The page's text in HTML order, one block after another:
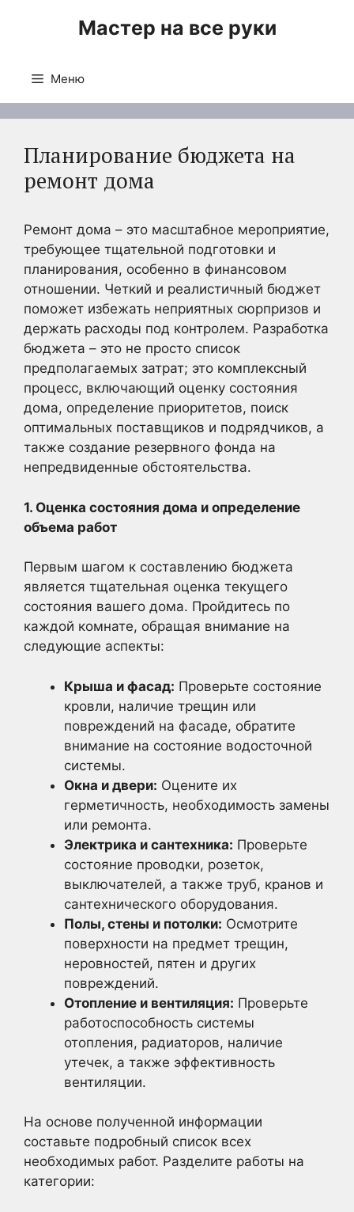
Мастер на все руки
Меню
Планирование бюджета на
ремонт дома
Ремонт дома – это масштабное мероприятие,
требующее тщательной подготовки и
планирования, особенно в финансовом
отношении. Четкий и реалистичный бюджет
поможет избежать неприятных сюрпризов и
держать расходы под контролем. Разработка
бюджета – это не просто список
предполагаемых затрат; это комплексный
процесс, включающий оценку состояния
дома, определение приоритетов, поиск
оптимальных поставщиков и подрядчиков, а
также создание резервного фонда на
непредвиденные обстоятельства.
1. Оценка состояния дома и определение
объема работ
Первым шагом к составлению бюджета
является тщательная оценка текущего
состояния вашего дома. Пройдитесь по
каждой комнате, обращая внимание на
следующие аспекты:
Крыша и фасад: Проверьте состояние
кровли, наличие трещин или
повреждений на фасаде, обратите
внимание на состояние водосточной
системы.
Окна и двери: Оцените их
герметичность, необходимость замены
или ремонта.
Электрика и сантехника: Проверьте
состояние проводки, розеток,
выключателей, а также труб, кранов и
сантехнического оборудования.
Полы, стены и потолки: Осмотрите
поверхности на предмет трещин,
неровностей, пятен и других
повреждений.
Отопление и вентиляция: Проверьте
работоспособность системы
отопления, радиаторов, наличие
утечек, а также эффективность
вентиляции.
На основе полученной информации
составьте подробный список всех
необходимых работ. Разделите работы на
категории: